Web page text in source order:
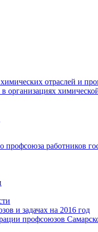
отраслей и
организациях
работников
и задачах на 2016 год
профсоюзов